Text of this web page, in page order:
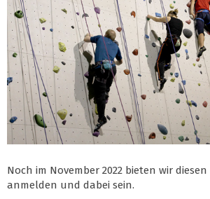
Noch im November 2022 bieten wir
anmelden und dabei sein.